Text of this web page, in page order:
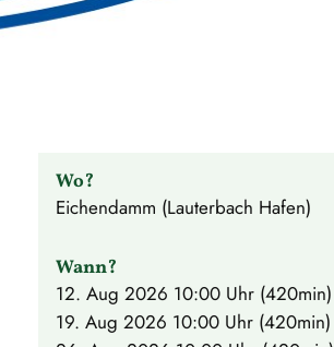
Wo?
Eichendamm (Lauterbach Hafen)
Wann?
12. Aug 2026 10:00 Uhr (420min)
19. Aug 2026 10:00 Uhr (420min)